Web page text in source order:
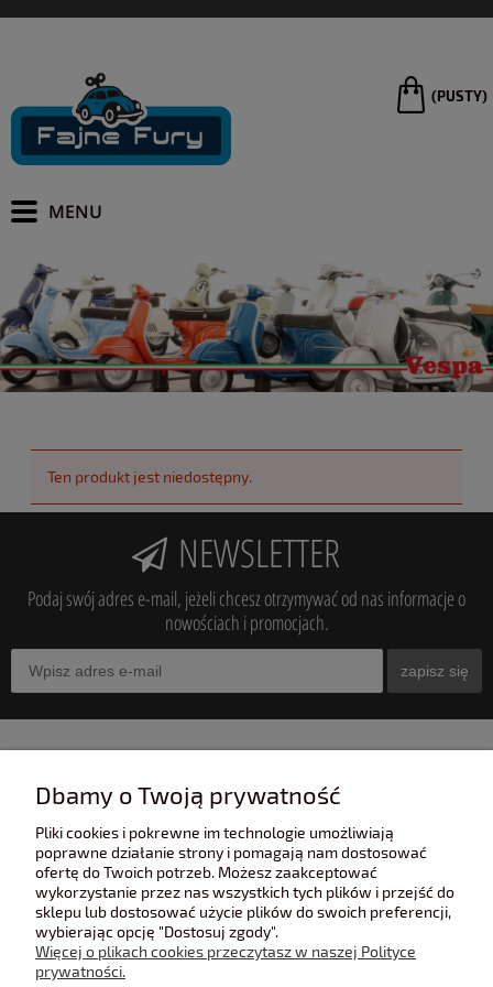
(PUSTY)
Ten produkt jest niedostępny.
NEWSLETTER
Podaj swój adres e-mail, jeżeli chcesz otrzymywać od nas informacje o
nowościach i promocjach.
zapisz się
POMOC
POLECANE STRONY
Dbamy o Twoją prywatność
Pliki cookies i pokrewne im technologie umożliwiają
poprawne działanie strony i pomagają nam dostosować
ofertę do Twoich potrzeb. Możesz zaakceptować
wykorzystanie przez nas wszystkich tych plików i przejść do
sklepu lub dostosować użycie plików do swoich preferencji,
wybierając opcję "Dostosuj zgody".
Więcej o plikach cookies przeczytasz w naszej Polityce
prywatności.